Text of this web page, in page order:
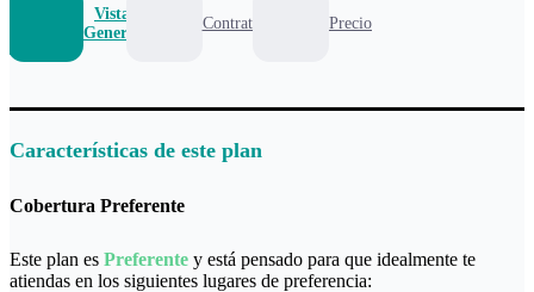
Vista
General
Contrato Precio
Características de este plan
Cobertura Preferente
Este plan es Preferente y está pensado para que idealmente te
atiendas en los siguientes lugares de preferencia: